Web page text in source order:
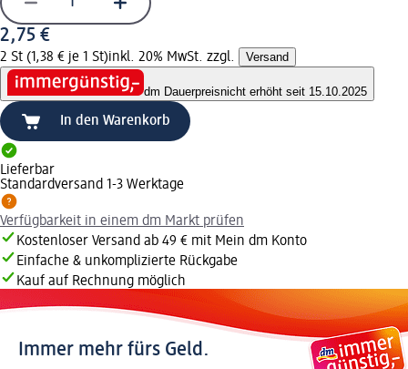
2,75 €
2 St (1,38 € je 1 St)inkl. 20% MwSt. zzgl. Versand
dm Dauerpreisnicht erhöht seit 15.10.2025
In den Warenkorb
Lieferbar
Standardversand 1-3 Werktage
Verfügbarkeit in einem dm Markt prüfen
Kostenloser Versand ab 49 € mit Mein dm Konto
Einfache & unkomplizierte Rückgabe
Kauf auf Rechnung möglich
Immer mehr fürs Geld.